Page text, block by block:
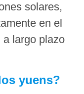
solares,
en el
a largo plazo
yuens?